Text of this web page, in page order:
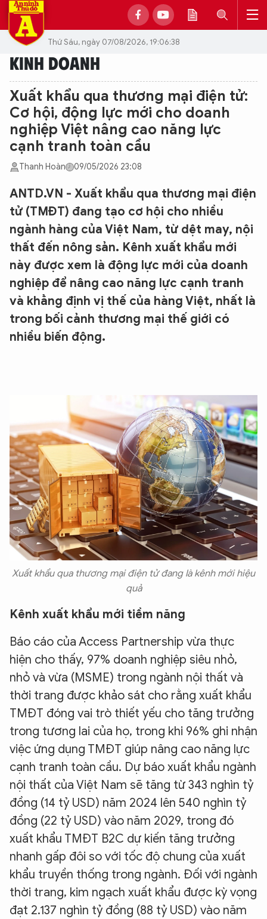
Thứ Sáu, ngày 07/08/2026, 19:06:38
KINH DOANH
Xuất khẩu qua thương mại điện tử:
Cơ hội, động lực mới cho doanh
nghiệp Việt nâng cao năng lực
cạnh tranh toàn cầu
Thanh Hoàn 09/05/2026 23:08
ANTD.VN - Xuất khẩu qua thương mại điện
tử (TMĐT) đang tạo cơ hội cho nhiều
ngành hàng của Việt Nam, từ dệt may, nội
thất đến nông sản. Kênh xuất khẩu mới
này được xem là động lực mới của doanh
nghiệp để nâng cao năng lực cạnh tranh
và khẳng định vị thế của hàng Việt, nhất là
trong bối cảnh thương mại thế giới có
nhiều biến động.
Xuất khẩu qua thương mại điện tử đang là kênh mới hiệu
quả
Kênh xuất khẩu mới tiềm năng
Báo cáo của Access Partnership vừa thực
hiện cho thấy, 97% doanh nghiệp siêu nhỏ,
nhỏ và vừa (MSME) trong ngành nội thất và
thời trang được khảo sát cho rằng xuất khẩu
TMĐT đóng vai trò thiết yếu cho tăng trưởng
trong tương lai của họ, trong khi 96% ghi nhận
việc ứng dụng TMĐT giúp nâng cao năng lực
cạnh tranh toàn cầu. Dự báo xuất khẩu ngành
nội thất của Việt Nam sẽ tăng từ 343 nghìn tỷ
đồng (14 tỷ USD) năm 2024 lên 540 nghìn tỷ
đồng (22 tỷ USD) vào năm 2029, trong đó
xuất khẩu TMĐT B2C dự kiến tăng trưởng
nhanh gấp đôi so với tốc độ chung của xuất
khẩu truyền thống trong ngành. Đối với ngành
thời trang, kim ngạch xuất khẩu được kỳ vọng
đạt 2.137 nghìn tỷ đồng (88 tỷ USD) vào năm